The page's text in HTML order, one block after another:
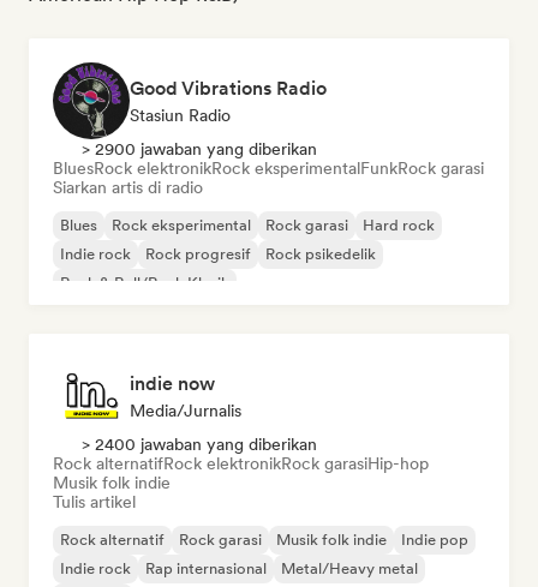
Good Vibrations Radio
Stasiun Radio
> 2900 jawaban yang diberikan
BluesRock elektronikRock eksperimentalFunkRock garasi
Siarkan artis di radio
Blues Rock eksperimental Rock garasi
Hard rock
Indie rock
Rock progresif
Rock psikedelik
Rock & Roll/Rock Klasik
indie now
Media/Jurnalis
> 2400 jawaban yang diberikan
Rock alternatifRock elektronikRock garasiHip-hop
Musik folk indie
Tulis artikel
Rock alternatif Rock garasi Musik folk indie
Indie pop
Indie rock
Rap internasional
Metal/Heavy metal